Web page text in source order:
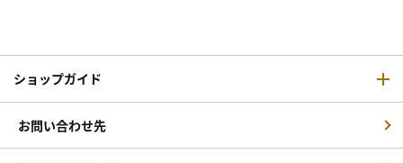
ショップガイド
お問い合わせ先